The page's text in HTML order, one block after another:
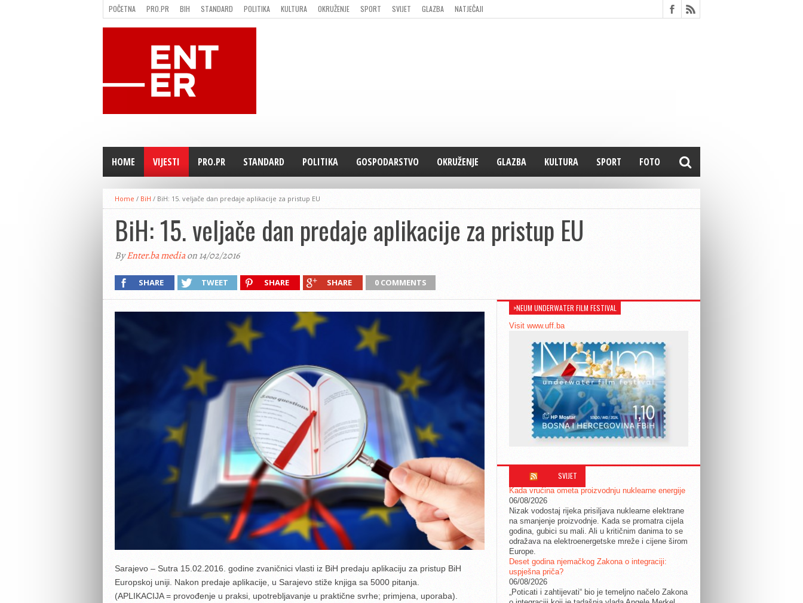
POČETNA PRO.PR BIH STANDARD POLITIKA KULTURA OKRUŽENJE SPORT SVIJET GLAZBA
NATJEČAJI
FILMING LOCATION IN BH
KONTAKT
HOME VIJESTI PRO.PR STANDARD POLITIKA GOSPODARSTVO OKRUŽENJE GLAZBA KULTURA SPORT FOTO
Home / BiH / BiH: 15. veljače dan predaje aplikacije za pristup EU
BiH: 15. veljače dan predaje aplikacije za pristup EU
ByEnter.ba mediaon 14/02/2016
SHARE TWEET SHARE SHARE 0 COMMENTS
Sarajevo – Sutra 15.02.2016. godine zvaničnici vlasti iz BiH predaju aplikaciju za pristup BiH
Europskoj uniji. Nakon predaje aplikacije, u Sarajevo stiže knjiga sa 5000 pitanja.
(APLIKACIJA = provođenje u praksi, upotrebljavanje u praktične svrhe; primjena, uporaba).
>NEUM UNDERWATER FILM FESTIVAL
Visit www.uff.ba
SVIJET
Kada vrućina ometa proizvodnju nuklearne energije
06/08/2026
Nizak vodostaj rijeka prisiljava nuklearne elektrane
na smanjenje proizvodnje. Kada se promatra cijela
godina, gubici su mali. Ali u kritičnim danima to se
odražava na elektroenergetske mreže i cijene širom
Europe.
Deset godina njemačkog Zakona o integraciji:
uspješna priča?
06/08/2026
„Poticati i zahtijevati“ bio je temeljno načelo Zakona